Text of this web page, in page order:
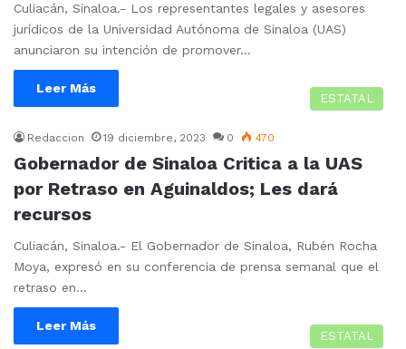
Culiacán, Sinaloa.- Los representantes legales y asesores
jurídicos de la Universidad Autónoma de Sinaloa (UAS)
anunciaron su intención de promover…
Leer Más
ESTATAL
Redaccion 19 diciembre, 2023 0 470
Gobernador de Sinaloa Critica a la UAS
por Retraso en Aguinaldos; Les dará
recursos
Culiacán, Sinaloa.- El Gobernador de Sinaloa, Rubén Rocha
Moya, expresó en su conferencia de prensa semanal que el
retraso en…
Leer Más
ESTATAL